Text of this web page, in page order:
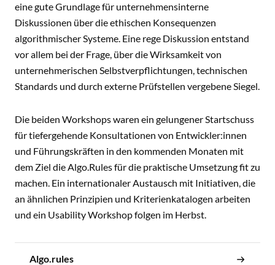
eine gute Grundlage für unternehmensinterne
Diskussionen über die ethischen Konsequenzen
algorithmischer Systeme. Eine rege Diskussion entstand
vor allem bei der Frage, über die Wirksamkeit von
unternehmerischen Selbstverpflichtungen, technischen
Standards und durch externe Prüfstellen vergebene Siegel.
Die beiden Workshops waren ein gelungener Startschuss
für tiefergehende Konsultationen von Entwickler:innen
und Führungskräften in den kommenden Monaten mit
dem Ziel die Algo.Rules für die praktische Umsetzung fit zu
machen. Ein internationaler Austausch mit Initiativen, die
an ähnlichen Prinzipien und Kriterienkatalogen arbeiten
und ein Usability Workshop folgen im Herbst.
Algo.rules